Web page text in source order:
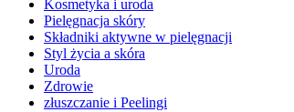
Kosmetyka i uroda
Pielęgnacja skóry
Składniki aktywne w pielęgnacji
Styl życia a skóra
Uroda
Zdrowie
złuszczanie i Peelingi